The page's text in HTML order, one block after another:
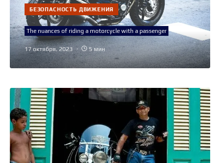
БЕЗОПАСНОСТЬ ДВИЖЕНИЯ
The nuances of riding a motorcycle with a passenger
17 октября, 2023 5 мин